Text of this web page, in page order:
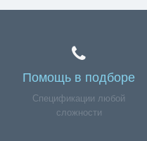
Помощь в подборе
Спецификации любой
сложности